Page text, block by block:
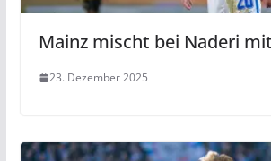
Mainz mischt bei Naderi mit
23. Dezember 2025